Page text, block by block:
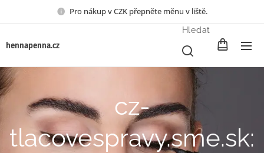
Pro nákup v CZK přepněte měnu v liště.
hennapenna.cz
Hledat
cz-
tlacovespravy.sme.sk: